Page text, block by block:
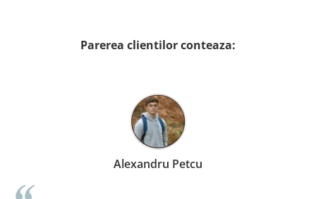
Parerea clientilor conteaza:
Alexandru Petcu